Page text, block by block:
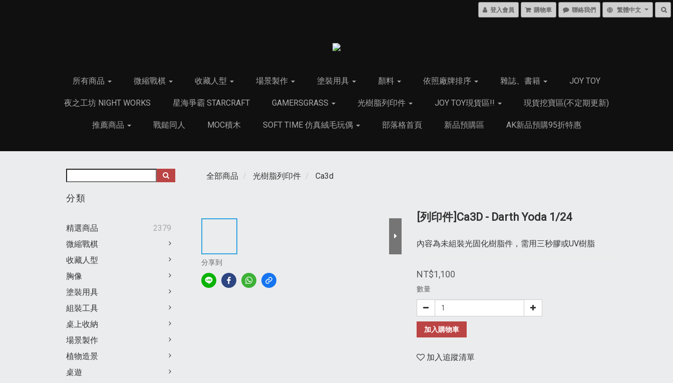
登入會員 購物車 聯絡我們 繁體中文
所有商品 微縮戰棋 收藏人型 場景製作 塗裝用具 顏料 依照廠牌排序 雜誌、書籍 JOY TOY
夜之工坊 NIGHT WORKS 星海爭霸 STARCRAFT GAMERSGRASS 光樹脂列印件 JOY TOY現貨區!! 現貨挖寶區(不定期更新)
推薦商品 戰鎚同人 MOC積木 SOFT TIME 仿真絨毛玩偶 部落格首頁 新品預購區 AK新品預購95折特惠
分類
精選商品
2379
微縮戰棋
收藏人型
胸像
塗裝用具
組裝工具
桌上收納
場景製作
植物造景
桌遊
全部商品 光樹脂列印件 Ca3d
分享到
[列印件]Ca3D - Darth Yoda 1/24
內容為未組裝光固化樹脂件，需用三秒膠或UV樹脂
NT$1,100
數量
加入購物車
加入追蹤清單